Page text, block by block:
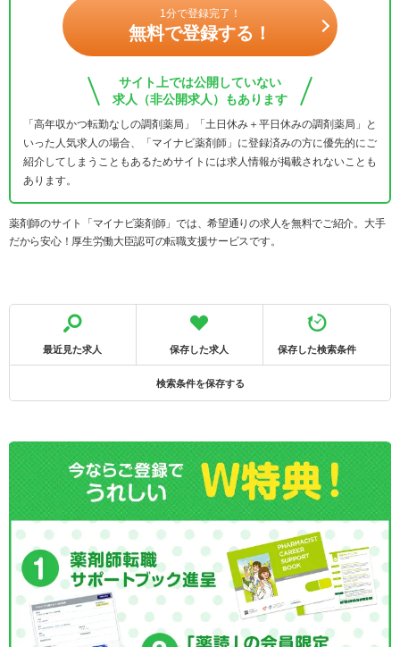
1分で登録完了！
無料で登録する！
サイト上では公開していない
求人（非公開求人）もあります
「高年収かつ転勤なしの調剤薬局」「土日休み＋平日休みの調剤薬局」と
いった人気求人の場合、「マイナビ薬剤師」に登録済みの方に優先的にご
紹介してしまうこともあるためサイトには求人情報が掲載されないことも
あります。
薬剤師のサイト「マイナビ薬剤師」では、希望通りの求人を無料でご紹介。大手
だから安心！厚生労働大臣認可の転職支援サービスです。
最近見た求人 保存した求人 保存した検索条件
検索条件を保存する